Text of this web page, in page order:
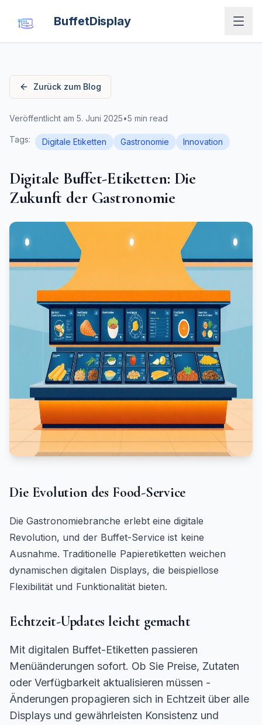
BuffetDisplay
Zurück zum Blog
Veröffentlicht am 5. Juni 2025•5 min read
Tags: Digitale Etiketten Gastronomie Innovation
Digitale Buffet-Etiketten: Die
Zukunft der Gastronomie
Die Evolution des Food-Service
Die Gastronomiebranche erlebt eine digitale
Revolution, und der Buffet-Service ist keine
Ausnahme. Traditionelle Papieretiketten weichen
dynamischen digitalen Displays, die beispiellose
Flexibilität und Funktionalität bieten.
Echtzeit-Updates leicht gemacht
Mit digitalen Buffet-Etiketten passieren
Menüänderungen sofort. Ob Sie Preise, Zutaten
oder Verfügbarkeit aktualisieren müssen -
Änderungen propagieren sich in Echtzeit über alle
Displays und gewährleisten Konsistenz und